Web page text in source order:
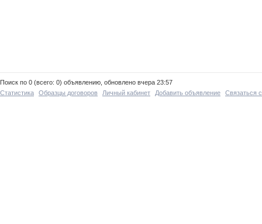
Поиск по 0 (всего: 0) объявлению, обновлено вчера 23:57
Статистика
Образцы договоров Личный кабинет Добавить объявление Связаться